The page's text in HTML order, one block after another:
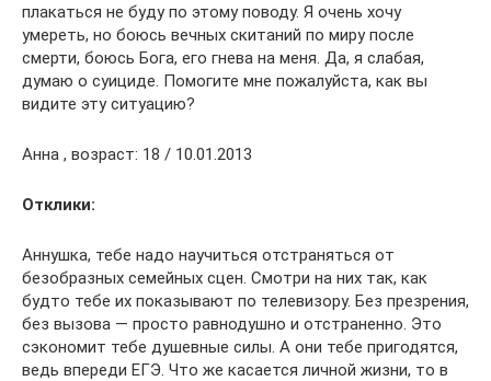
плакаться не буду по этому поводу. Я очень хочу
умереть, но боюсь вечных скитаний по миру после
смерти, боюсь Бога, его гнева на меня. Да, я слабая,
думаю о суициде. Помогите мне пожалуйста, как вы
видите эту ситуацию?
Анна , возраст: 18 / 10.01.2013
Отклики:
Аннушка, тебе надо научиться отстраняться от
безобразных семейных сцен. Смотри на них так, как
будто тебе их показывают по телевизору. Без презрения,
без вызова — просто равнодушно и отстраненно. Это
сэкономит тебе душевные силы. А они тебе пригодятся,
ведь впереди ЕГЭ. Что же касается личной жизни, то в